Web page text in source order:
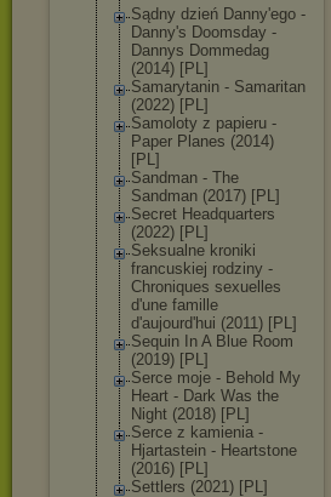
Sądny dzień Danny'ego -
Danny's Doomsday -
Dannys Dommedag
(2014) [PL]
Samarytanin - Samaritan
(2022) [PL]
Samoloty z papieru -
Paper Planes (2014)
[PL]
Sandman - The
Sandman (2017) [PL]
Secret Headquarters
(2022) [PL]
Seksualne kroniki
francuskiej rodziny -
Chroniques sexuelles
d'une famille
d'aujourd'hui (2011) [PL]
Sequin In A Blue Room
(2019) [PL]
Serce moje - Behold My
Heart - Dark Was the
Night (2018) [PL]
Serce z kamienia -
Hjartastein - Heartstone
(2016) [PL]
Settlers (2021) [PL]